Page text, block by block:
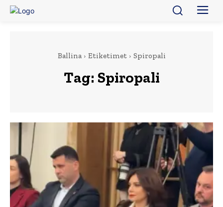
Ballina Etiketimet Spiropali
Tag: Spiropali